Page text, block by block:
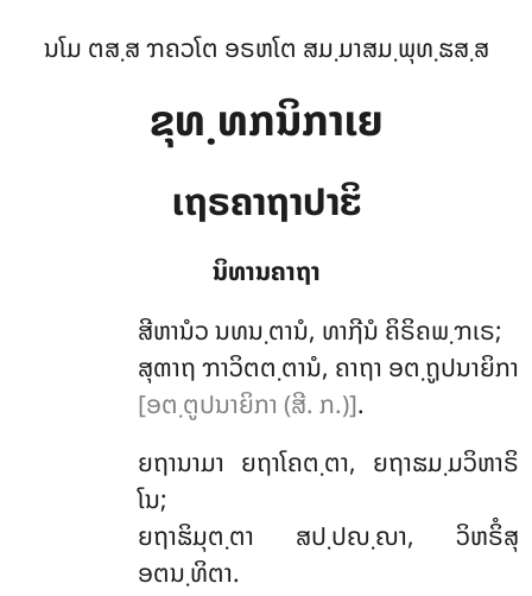
ນໂມ ຕສ຺ສ ຠຄວໂຕ ອຣຫໂຕ ສມ຺ມາສມ຺ພຸທ຺ຘສ຺ສ
ຂຸທ຺ທກນິກາເຍ
ເຖຣຄາຖາປາຬິ
ນິທານຄາຖາ
ສີຫານໍວນທນ຺ຕານໍ, ທາຐີນໍ ຄິຣິຄພ຺ຠເຣ;
ສຸຓາຖ ຠາວິຕຕ຺ຕານໍ, ຄາຖາ ອຕ຺ຖູປນາຍິກາ
[ອຕ຺ຕູປນາຍິກາ (ສີ. ກ.)].
ຍຖານາມາ ຍຖາໂຄຕ຺ຕາ, ຍຖາຘມ຺ມວິຫາຣິ
ໂນ;
ຍຖາຘິມຸຕ຺ຕາ ສປ຺ປຎ຺ຎາ, ວິຫຣິໍສຸ
ອຕນ຺ທິຕາ.